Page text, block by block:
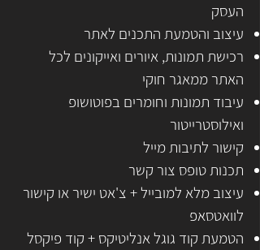
העסק
עיצוב והטמעת התכנים לאתר
רכישת תמונות, איורים ואייקונים לכל
האתר ממאגר חוקי
עיבוד תמונות וחומרים בפוטושופ
ואילוסטרייטור
קישור לתיבות מייל
תכנות טופס צור קשר
עיצוב מלא למובייל + צ'אט ישיר או קישור
לוואטסאפ
הטמעת קוד גוגל אנליטיקס + קוד פיקסל